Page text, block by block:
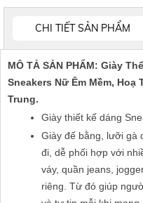
CHI TIẾT SẢN PHẨM
MÔ TẢ SẢN PHẨM: Giày
Sneakers Nữ Êm Mềm,
Trung.
Giày thiết kế dáng
Giày đế bằng, lưỡi gà
đi, dễ phối hợp với
váy, quần jeans,
riêng. Từ đó giúp